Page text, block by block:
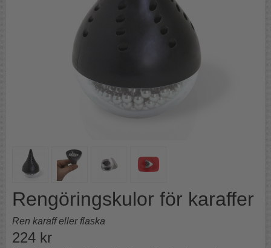
Rengöringskulor för karaffer
Ren karaff eller flaska
224 kr